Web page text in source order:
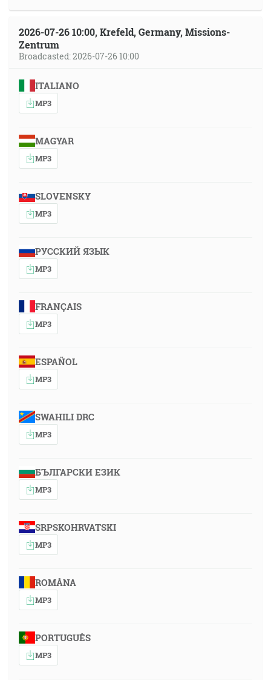
2026-07-26 10:00, Krefeld, Germany, Missions-
Zentrum
Broadcasted: 2026-07-26 10:00
ITALIANO
MP3
MAGYAR
MP3
SLOVENSKY
MP3
РУССКИЙ ЯЗЫК
MP3
FRANÇAIS
MP3
ESPAÑOL
MP3
SWAHILI DRC
MP3
БЪЛГАРСКИ ЕЗИК
MP3
SRPSKOHRVATSKI
MP3
ROMÂNA
MP3
PORTUGUÊS
MP3